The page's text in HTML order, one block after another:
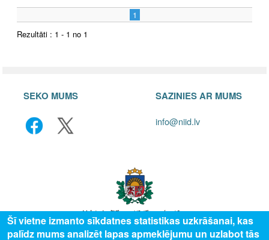
1
Rezultāti : 1 - 1 no 1
SEKO MUMS SAZINIES AR MUMS
info@niid.lv
Šī vietne izmanto sīkdatnes statistikas uzkrāšanai, kas
palīdz mums analizēt lapas apmeklējumu un uzlabot tās